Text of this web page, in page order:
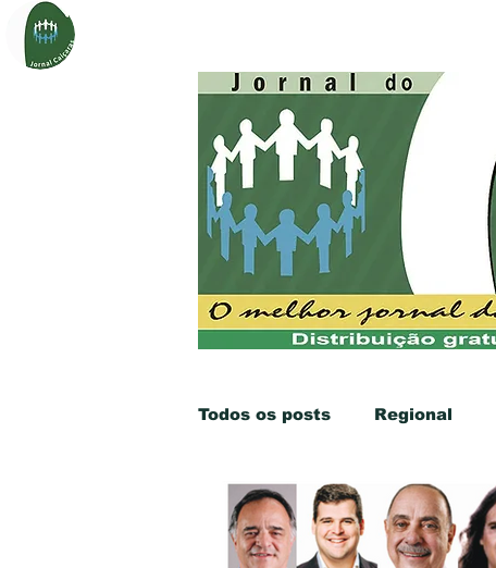
Todos os posts Regional
Economia Educação